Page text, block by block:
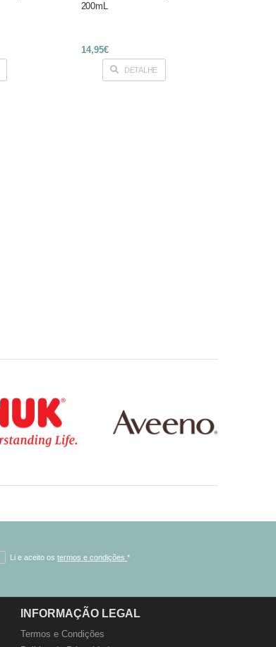
200mL
14,95€
DETALHE
Li e aceito ostermos e condições*
INFORMAÇÃO LEGAL
Termos e Condições